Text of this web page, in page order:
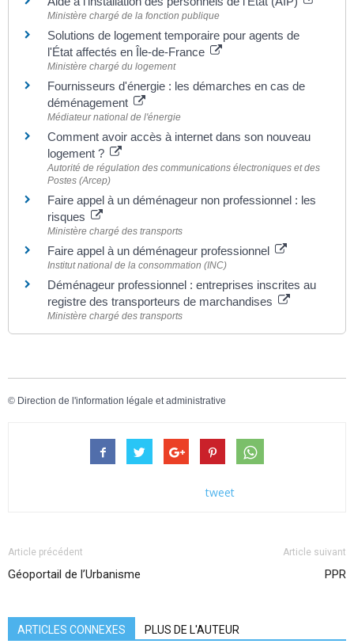
Ministère chargé de la fonction publique
Solutions de logement temporaire pour agents de
l'État affectés en Île-de-France
Ministère chargé du logement
Fournisseurs d'énergie : les démarches en cas de
déménagement
Médiateur national de l'énergie
Comment avoir accès à internet dans son nouveau
logement ?
Autorité de régulation des communications électroniques et des
Postes (Arcep)
Faire appel à un déménageur non professionnel : les
risques
Ministère chargé des transports
Faire appel à un déménageur professionnel
Institut national de la consommation (INC)
Déménageur professionnel : entreprises inscrites au
registre des transporteurs de marchandises
Ministère chargé des transports
© Direction de l'information légale et administrative
tweet
Article précédent
Géoportail de l’Urbanisme
Article suivant
PPR
ARTICLES CONNEXES PLUS DE L'AUTEUR